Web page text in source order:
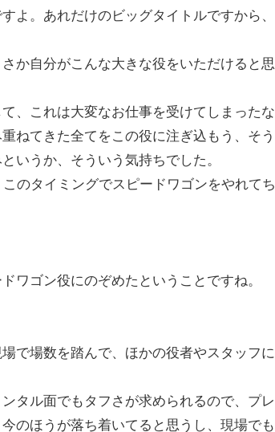
よ。あれだけのビッグタイトルですから
か自分がこんな大きな役をいただけると思
、これは大変なお仕事を受けてしまった
ねてきた全てをこの役に注ぎ込もう、そ
うか、そういう気持ちでした。
のタイミングでスピードワゴンをやれて
ワゴン役にのぞめたということですね。
で場数を踏んで、ほかの役者やスタッフ
タル面でもタフさが求められるので、プ
のほうが落ち着いてると思うし、現場で